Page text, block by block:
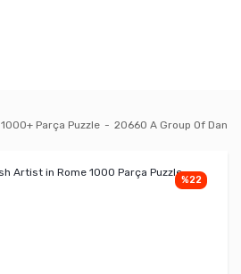
1000+ Parça Puzzle 20660 A Group Of
%22